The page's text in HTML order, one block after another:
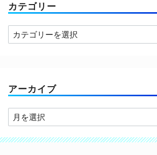
カテゴリー
カ
テ
ー
アーカイブ
ア
ー
カ